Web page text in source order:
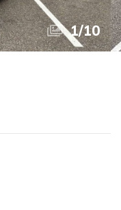
1/10